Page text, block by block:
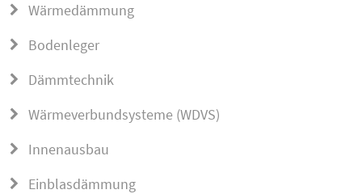
Wärmedämmung
Bodenleger
Dämmtechnik
Wärmeverbundsysteme (WDVS)
Innenausbau
Einblasdämmung